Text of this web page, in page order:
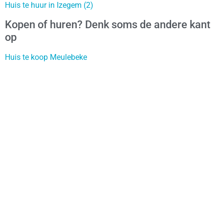
Huis te huur in Izegem (2)
Kopen of huren? Denk soms de andere kant
op
Huis te koop Meulebeke